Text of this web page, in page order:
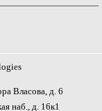
Власова, д. 6
наб., д. 16к1